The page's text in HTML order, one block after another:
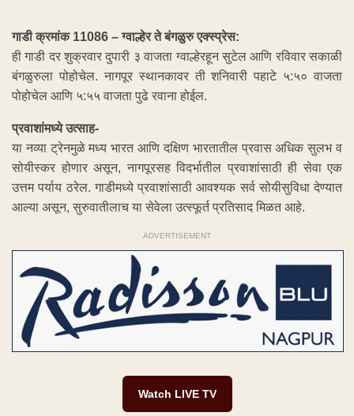
गाडी क्रमांक 11086 – ग्वाल्हेर ते बंगळुरु एक्स्प्रेस:
ही गाडी दर शुक्रवार दुपारी ३ वाजता ग्वाल्हेरहून सुटेल आणि रविवार सकाळी
बंगळुरुला पोहोचेल. नागपूर स्थानकावर ती शनिवारी पहाटे ५:५० वाजता
पोहोचेल आणि ५:५५ वाजता पुढे रवाना होईल.
प्रवाशांमध्ये उत्साह-
या नव्या ट्रेनमुळे मध्य भारत आणि दक्षिण भारतातील प्रवास अधिक सुलभ व
सोयीस्कर होणार असून, नागपूरसह विदर्भातील प्रवाशांसाठी ही सेवा एक
उत्तम पर्याय ठरेल. गाडीमध्ये प्रवाशांसाठी आवश्यक सर्व सोयीसुविधा देण्यात
आल्या असून, सुरुवातीलाच या सेवेला उत्स्फूर्त प्रतिसाद मिळत आहे.
ADVERTISEMENT
Watch LIVE TV